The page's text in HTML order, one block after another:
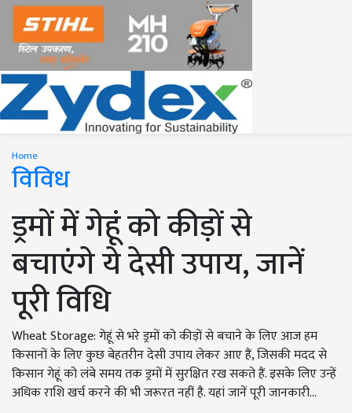
Home
विविध
ड्रमों में गेहूं को कीड़ों से
बचाएंगे ये देसी उपाय, जानें
पूरी विधि
Wheat Storage: गेहूं से भरे ड्रमों को कीड़ों से बचाने के लिए आज हम
किसानों के लिए कुछ बेहतरीन देसी उपाय लेकर आए हैं, जिसकी मदद से
किसान गेहूं को लंबे समय तक ड्रमों में सुरक्षित रख सकते हैं. इसके लिए उन्हें
अधिक राशि खर्च करने की भी जरूरत नहीं है. यहां जानें पूरी जानकारी...